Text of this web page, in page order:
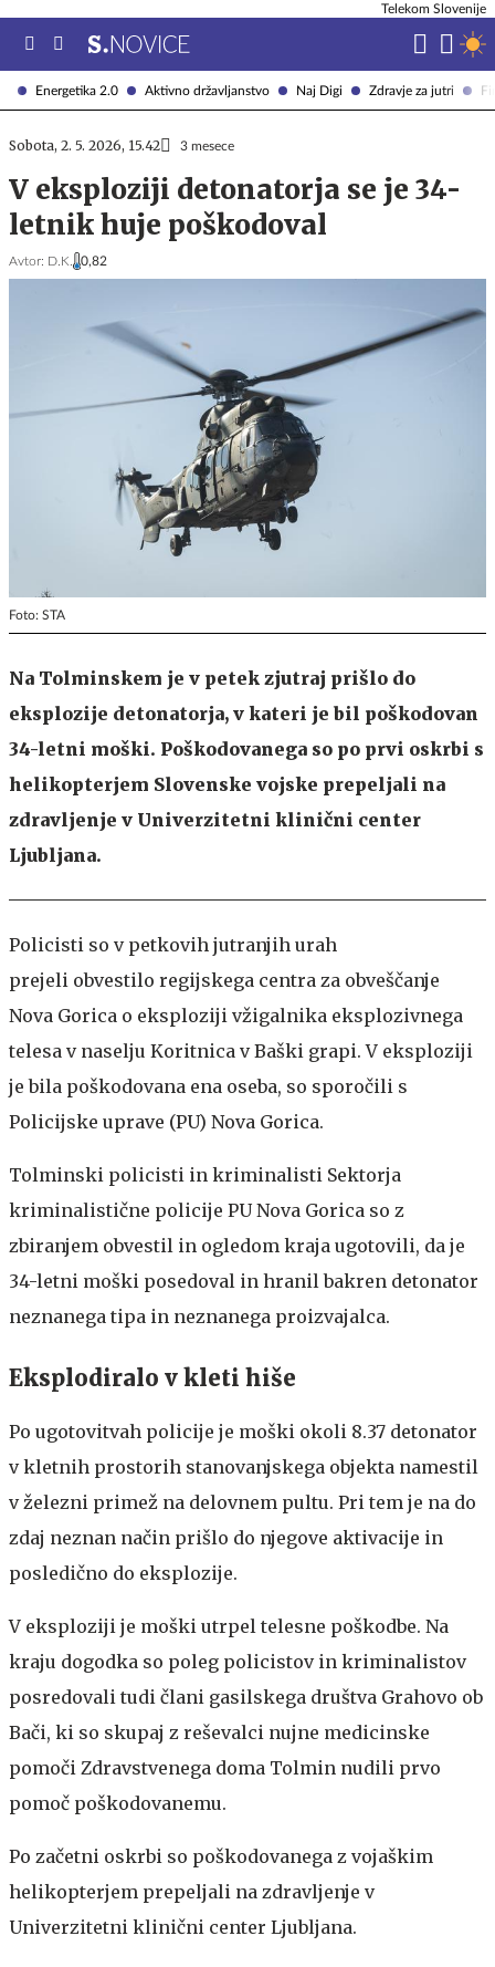
Energetika 2.0 Aktivno državljanstvo Naj Digi Zdravje za jutri
Telekom Slovenije
Sobota, 2. 5. 2026, 15.42 3 mesece
V eksploziji detonatorja se je 34-
letnik huje poškodoval
Avtor: D.K. 0,82
Foto: STA
Na Tolminskem je v petek zjutraj prišlo do
eksplozije detonatorja, v kateri je bil poškodovan
34-letni moški. Poškodovanega so po prvi oskrbi s
helikopterjem Slovenske vojske prepeljali na
zdravljenje v Univerzitetni klinični center
Ljubljana.
Policisti so v petkovih jutranjih urah
prejeli obvestilo regijskega centra za obveščanje
Nova Gorica o eksploziji vžigalnika eksplozivnega
telesa v naselju Koritnica v Baški grapi. V eksploziji
je bila poškodovana ena oseba, so sporočili s
Policijske uprave (PU) Nova Gorica.
Tolminski policisti in kriminalisti Sektorja
kriminalistične policije PU Nova Gorica so z
zbiranjem obvestil in ogledom kraja ugotovili, da je
34-letni moški posedoval in hranil bakren detonator
neznanega tipa in neznanega proizvajalca.
Eksplodiralo v kleti hiše
Po ugotovitvah policije je moški okoli 8.37 detonator
v kletnih prostorih stanovanjskega objekta namestil
v železni primež na delovnem pultu. Pri tem je na do
zdaj neznan način prišlo do njegove aktivacije in
posledično do eksplozije.
V eksploziji je moški utrpel telesne poškodbe. Na
kraju dogodka so poleg policistov in kriminalistov
posredovali tudi člani gasilskega društva Grahovo ob
Bači, ki so skupaj z reševalci nujne medicinske
pomoči Zdravstvenega doma Tolmin nudili prvo
pomoč poškodovanemu.
Po začetni oskrbi so poškodovanega z vojaškim
helikopterjem prepeljali na zdravljenje v
Univerzitetni klinični center Ljubljana.